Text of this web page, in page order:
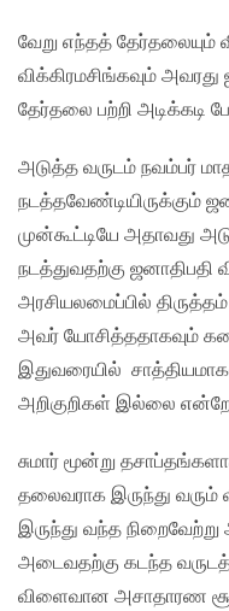
வேறு எந்தத் தேர்தலையும்
விக்கிரமசிங்கவும் அவரது
தேர்தலை பற்றி அடிக்கடி
அடுத்த வருடம் நவம்பர்
நடத்தவேண்டியிருக்கும்
முன்கூட்டியே அதாவது
நடத்துவதற்கு ஜனாதிபதி
அரசியலமைப்பில்
அவர் யோசித்ததாகவும்
இதுவரையில்
அறிகுறிகள் இல்லை
சுமார் மூன்று
தலைவராக இருந்து வரும்
இருந்து வந்த
அடைவதற்கு கடந்த
விளைவான அசாதாரண